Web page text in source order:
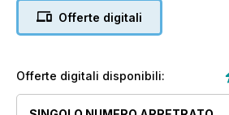
JetPower 2014 - la più grande
Offerte digitali
Offerte digitali disponibili: